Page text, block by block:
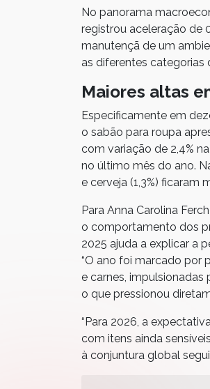
No panorama
registrou aceleração de
manutençã de um
as diferentes categorias
Maiores altas
Especificamente em
o sabão para roupa
com variação de 2,4%
no último mês do ano.
e cerveja (1,3%) ficaram
Para Anna Carolina
o comportamento dos
2025 ajuda a explicar a
“O ano foi marcado por
e carnes,
o que pressionou
“Para 2026, a
com itens ainda
à conjuntura global